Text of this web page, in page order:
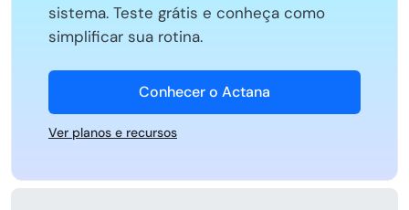
sistema. Teste grátis e conheça como
simplificar sua rotina.
Conhecer o Actana
Ver planos e recursos